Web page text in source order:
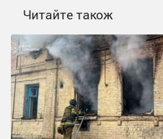
Читайте також